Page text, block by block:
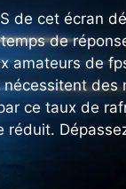
de cet écran
de
amateurs de
des
ce taux de
réduit.